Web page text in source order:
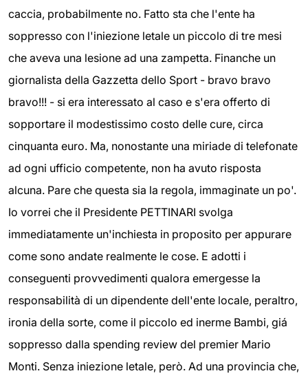
caccia, probabilmente no. Fatto sta che l'ente ha
soppresso con l'iniezione letale un piccolo di tre mesi
che aveva una lesione ad una zampetta. Finanche un
giornalista della Gazzetta dello Sport - bravo bravo
bravo!!! - si era interessato al caso e s'era offerto di
sopportare il modestissimo costo delle cure, circa
cinquanta euro. Ma, nonostante una miriade di telefonate
ad ogni ufficio competente, non ha avuto risposta
alcuna. Pare che questa sia la regola, immaginate un po'.
Io vorrei che il Presidente PETTINARI svolga
immediatamente un'inchiesta in proposito per appurare
come sono andate realmente le cose. E adotti i
conseguenti provvedimenti qualora emergesse la
responsabilità di un dipendente dell'ente locale, peraltro,
ironia della sorte, come il piccolo ed inerme Bambi, giá
soppresso dalla spending review del premier Mario
Monti. Senza iniezione letale, però. Ad una provincia che,